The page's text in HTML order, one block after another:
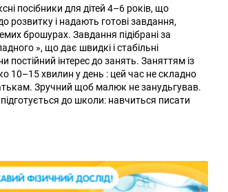
посібники для дітей 4–6 років, що
розвитку і надають готові завдання,
брошурах. Завдання підібрані за
», що дає швидкі і стабільні
інтерес до занять. Заняттям із
10–15 хвилин у день : цей час не складно
Зручний щоб малюк не занудьгував.
до школи: навчиться писати